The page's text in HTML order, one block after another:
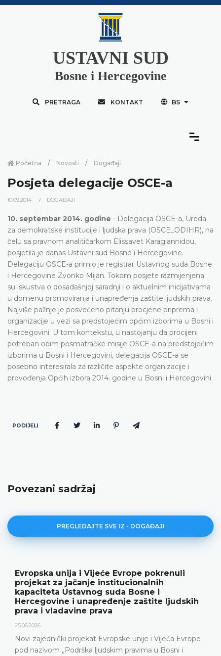
USTAVNI SUD
Bosne i Hercegovine
PRETRAGA KONTAKT BS
Početna Novosti Događaji
Posjeta delegacije OSCE-a
10.09.2014. DOGAĐAJI
10. septembar 2014. godine - Delegacija OSCE-a, Ureda
za demokratske institucije i ljudska prava (OSCE_ODIHR), na
čelu sa pravnom analitičarkom Elissavet Karagiannidou,
posjetila je danas Ustavni sud Bosne i Hercegovine.
Delegaciju OSCE-a primio je registrar Ustavnog suda Bosne
i Hercegovine Zvonko Mijan. Tokom posjete razmijenjena
su iskustva o dosadašnjoj saradnji i o aktuelnim inicijativama
u domenu promoviranja i unapređenja zaštite ljudskih prava.
Najviše pažnje je posvećeno pitanju procjene priprema i
organizacije u vezi sa predstojećim općim izborima u Bosni i
Hercegovini. U tom kontekstu, u nastojanju da procijeni
potreban obim posmatračke misije OSCE-a na predstojećim
izborima u Bosni i Hercegovini, delegacija OSCE-a se
posebno interesirala za različite aspekte organizacije i
provođenja Općih izbora 2014. godine u Bosni i Hercegovini.
PODIJELI
Povezani sadržaj
PREGLEDAJTE SVE IZ - DOGAĐAJI
Evropska unija i Vijeće Evrope pokrenuli
projekat za jačanje institucionalnih
kapaciteta Ustavnog suda Bosne i
Hercegovine i unapređenje zaštite ljudskih
prava i vladavine prava
25.06.2026.
Novi zajednički projekat Evropske unije i Vijeća Evrope
pod nazivom „Podrška ljudskim pravima u Bosni i